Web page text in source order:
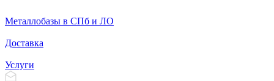
Металлобазы в СПб и ЛО
Доставка
Услуги